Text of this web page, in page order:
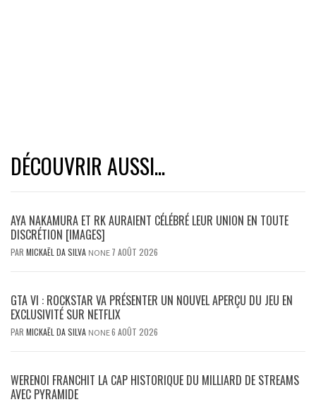
DÉCOUVRIR AUSSI...
AYA NAKAMURA ET RK AURAIENT CÉLÉBRÉ LEUR UNION EN TOUTE
DISCRÉTION [IMAGES]
PAR MICKAËL DA SILVA NONE 7 AOÛT 2026
GTA VI : ROCKSTAR VA PRÉSENTER UN NOUVEL APERÇU DU JEU EN
EXCLUSIVITÉ SUR NETFLIX
PAR MICKAËL DA SILVA NONE6 AOÛT 2026
WERENOI FRANCHIT LA CAP HISTORIQUE DU MILLIARD DE STREAMS
AVEC PYRAMIDE